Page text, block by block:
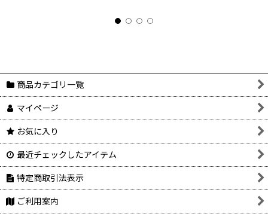
商品カテゴリ一覧
マイページ
お気に入り
最近チェックしたアイテム
特定商取引法表示
ご利用案内